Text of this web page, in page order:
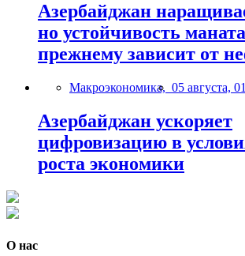
Азербайджан
но устойчивость
прежнему зависит от
Макроэкономика, 05 августа,
Азербайджан ускоряет
цифровизацию в
роста экономики
О нас